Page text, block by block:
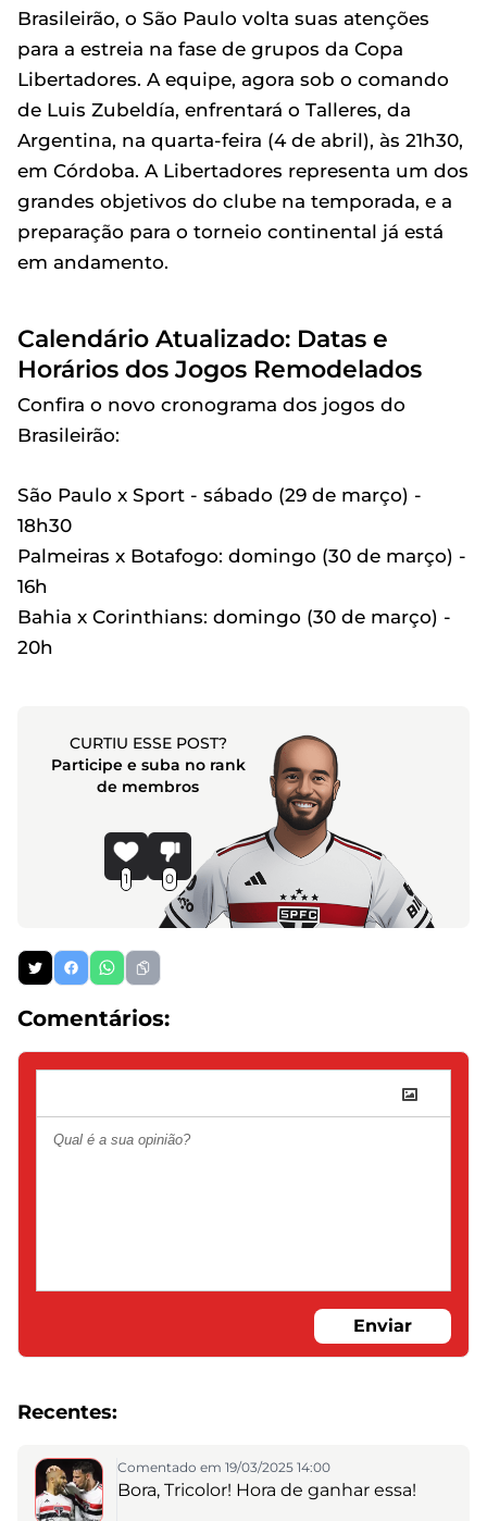
Brasileirão, o São Paulo volta suas atenções
para a estreia na fase de grupos da Copa
Libertadores. A equipe, agora sob o comando
de Luis Zubeldía, enfrentará o Talleres, da
Argentina, na quarta-feira (4 de abril), às 21h30,
em Córdoba. A Libertadores representa um dos
grandes objetivos do clube na temporada, e a
preparação para o torneio continental já está
em andamento.
Calendário Atualizado: Datas e
Horários dos Jogos Remodelados
Confira o novo cronograma dos jogos do
Brasileirão:
São Paulo x Sport - sábado (29 de março) -
18h30
Palmeiras x Botafogo: domingo (30 de março) -
16h
Bahia x Corinthians: domingo (30 de março) -
20h
CURTIU ESSE POST?
Participe e suba no rank
de membros
1 0
Comentários:
Enviar
Recentes:
Comentado em 19/03/2025 14:00
Bora, Tricolor! Hora de ganhar essa!